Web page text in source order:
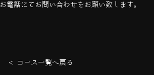
お電話にてお問い合わせをお願い致します。
< コース一覧へ戻る